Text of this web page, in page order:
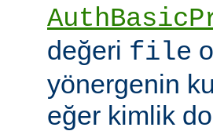
değeri file
yönergenin
eğer kimlik